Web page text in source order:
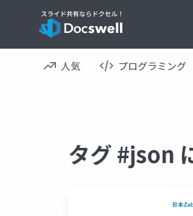
人気 プログラミング
タグ #json